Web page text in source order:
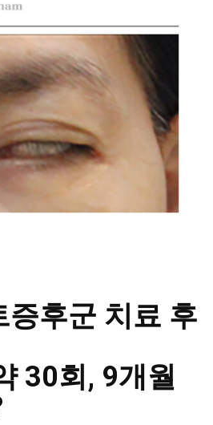
증후군 치료 후
30회, 9개월